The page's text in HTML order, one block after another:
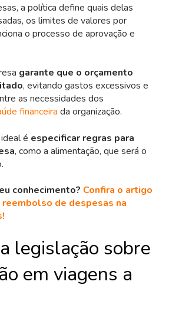
a política define quais delas
os limites de valores por
o processo de aprovação e
garante que o orçamento
, evitando gastos excessivos e
as necessidades dos
financeira da organização.
é especificar regras para
, como a alimentação, que será o
conhecimento? Confira o artigo
de despesas na
legislação sobre
em viagens a